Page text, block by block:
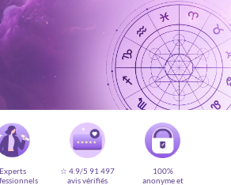
en ligne par téléphone, chat ou mail
satisfaits, avis authentiques !
Experts
☆ 4.9/5 91 497
avis vérifiés
100%
anonyme et